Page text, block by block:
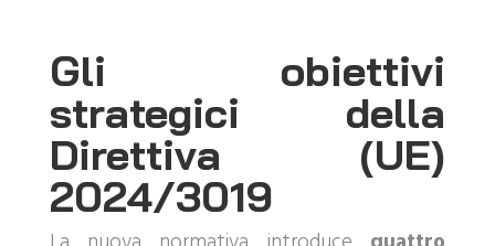
Gli obiettivi
strategici della
Direttiva (UE)
2024/3019